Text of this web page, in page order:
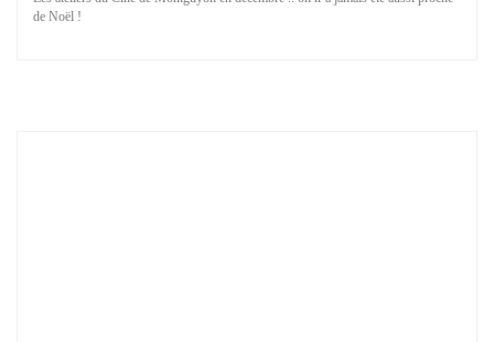
de Noël !